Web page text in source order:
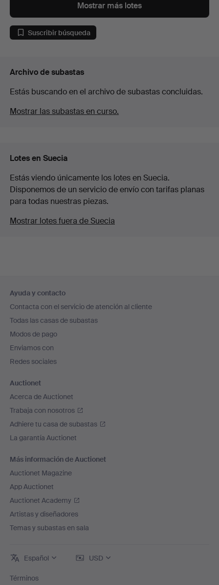
Mostrar más lotes
Suscribir búsqueda
Archivo de subastas
Estás buscando en el archivo de subastas concluidas.
Mostrar las subastas en curso.
Lotes en Suecia
Estás viendo únicamente los lotes en Suecia.
Disponemos de un servicio de envío con tarifas planas
para todas nuestras piezas.
Mostrar lotes fuera de Suecia
en
el
pie
de
página
Ayuda y contacto
Contacta con el servicio de atención al cliente
Todas las casas de subastas
Modos de pago
Enviamos con
Redes sociales
Auctionet
Acerca de Auctionet
Trabaja con nosotros
Adhiere tu casa de subastas
La garantía Auctionet
Más información de Auctionet
Auctionet Magazine
App Auctionet
Auctionet Academy
Artistas y diseñadores
Temas y subastas en sala
Español USD
Términos